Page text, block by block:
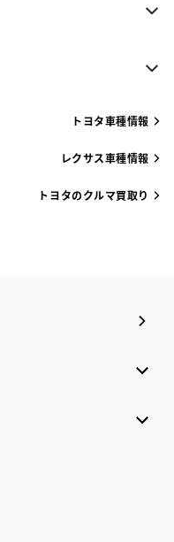
トヨタ車種情報
レクサス車種情報
トヨタのクルマ買取り